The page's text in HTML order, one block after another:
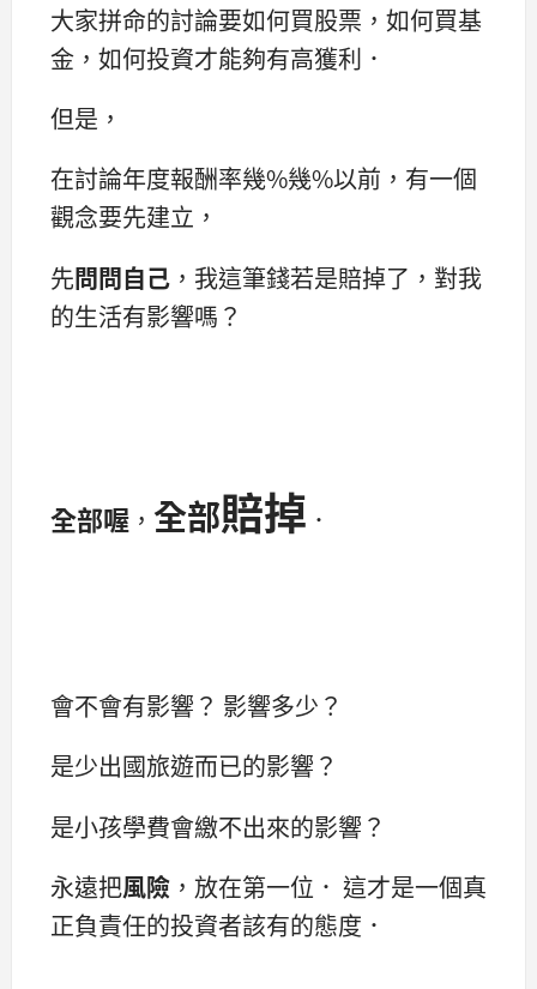
大家拼命的討論要如何買股票，如何買基
金，如何投資才能夠有高獲利．
但是，
在討論年度報酬率幾%幾%以前，有一個
觀念要先建立，
先問問自己 ，我這筆錢若是賠掉了，對我
的生活有影響嗎？
全部喔 ， 全部賠掉 ．
會不會有影響？ 影響多少？
是少出國旅遊而已的影響？
是小孩學費會繳不出來的影響？
永遠把風險 ，放在第一位． 這才是一個真
正負責任的投資者該有的態度．